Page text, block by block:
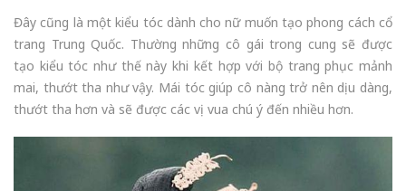
Đây cũng là một kiểu tóc dành cho nữ muốn tạo phong cách cổ
trang Trung Quốc. Thường những cô gái trong cung sẽ được
tạo kiểu tóc như thế này khi kết hợp với bộ trang phục mảnh
mai, thướt tha như vậy. Mái tóc giúp cô nàng trở nên dịu dàng,
thướt tha hơn và sẽ được các vị vua chú ý đến nhiều hơn.